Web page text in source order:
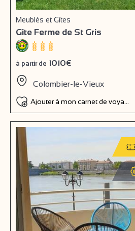
Meublés et Gîtes
Gite Ferme de St Gris
à partir de 1010€
Colombier-le-Vieux
Ajouter à mon carnet de voyage